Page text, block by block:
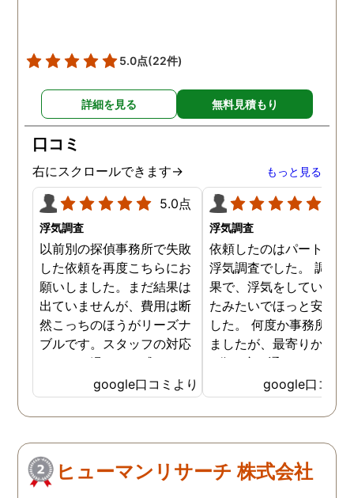
5.0点(22件)
詳細を見る 無料見積もり
口コミ
右にスクロールできます→ もっと見る
5.0点
浮気調査
以前別の探偵事務所で失敗
した依頼を再度こちらにお
願いしました。まだ結果は
出ていませんが、費用は断
然こっちのほうがリーズナ
ブルです。スタッフの対応
なんかも温かみを感じま
す。はじめからこちらにす
ればよかったです😢 …
google口コミより
浮気調査
依頼したのはパートナー
浮気調査でした。 調査
果で、浮気をしていなか
たみたいでほっと安心し
した。 何度か事務所に
ましたが、最寄りから徒
3分程度で通いやすかっ
google口コミ
ヒューマンリサーチ 株式会社